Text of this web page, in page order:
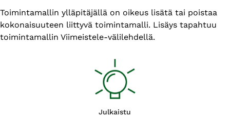
Primary
tabs
Toimintamallin ylläpitäjällä on oikeus lisätä tai poistaa
kokonaisuuteen liittyvä toimintamalli. Lisäys tapahtuu
toimintamallin Viimeistele-välilehdellä.
Julkaistu